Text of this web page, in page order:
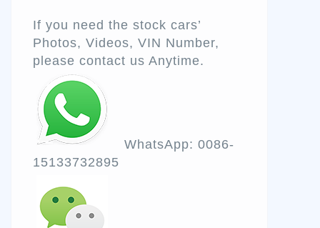
If you need the stock cars’
Photos, Videos, VIN Number,
please contact us Anytime.
WhatsApp: 0086-
15133732895